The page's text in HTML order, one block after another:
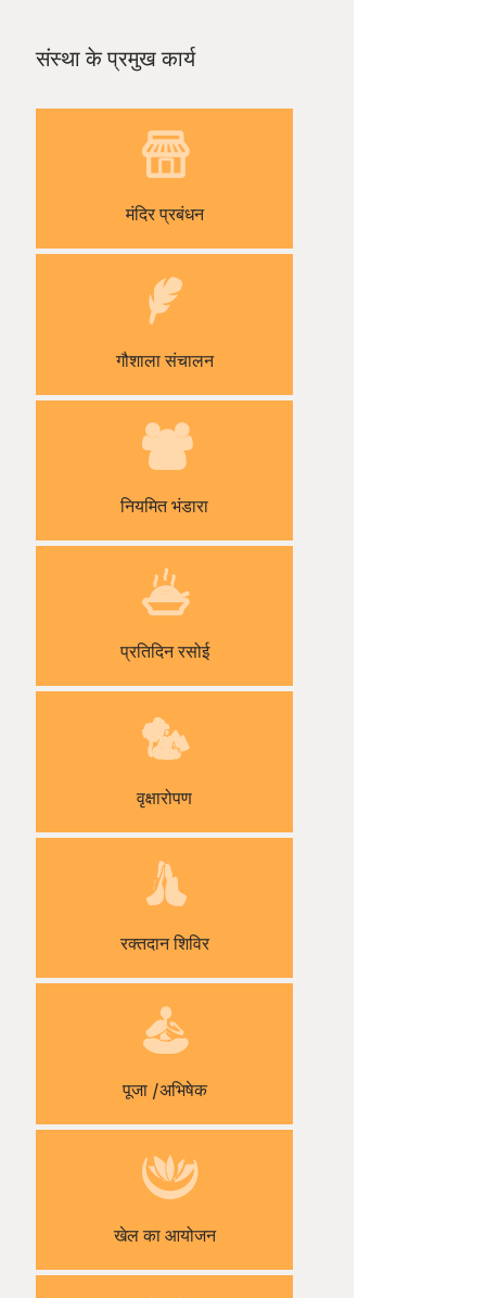
संस्था के प्रमुख कार्य
मंदिर प्रबंधन
गौशाला संचालन
नियमित भंडारा
प्रतिदिन रसोई
वृक्षारोपण
रक्तदान शिविर
पूजा /अभिषेक
खेल का आयोजन